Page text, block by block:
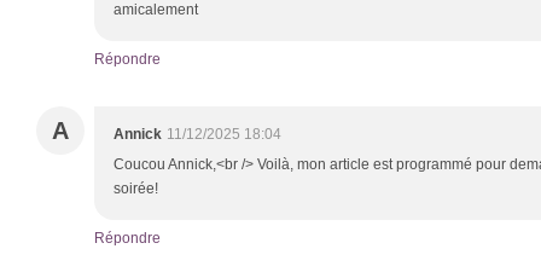
amicalement
Répondre
A Annick 11/12/2025 18:04
Coucou Annick,<br /> Voilà, mon article est programmé pour
soirée!
Répondre